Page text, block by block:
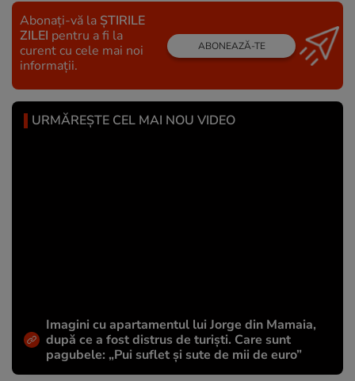
Abonați-vă la ȘTIRILE
ZILEI pentru a fi la
curent cu cele mai noi
informații.
ABONEAZĂ-TE
URMĂREȘTE CEL MAI NOU VIDEO
Imagini cu apartamentul lui Jorge din Mamaia,
după ce a fost distrus de turiști. Care sunt
pagubele: „Pui suflet și sute de mii de euro”